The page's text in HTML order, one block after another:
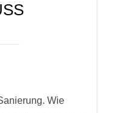
Wie